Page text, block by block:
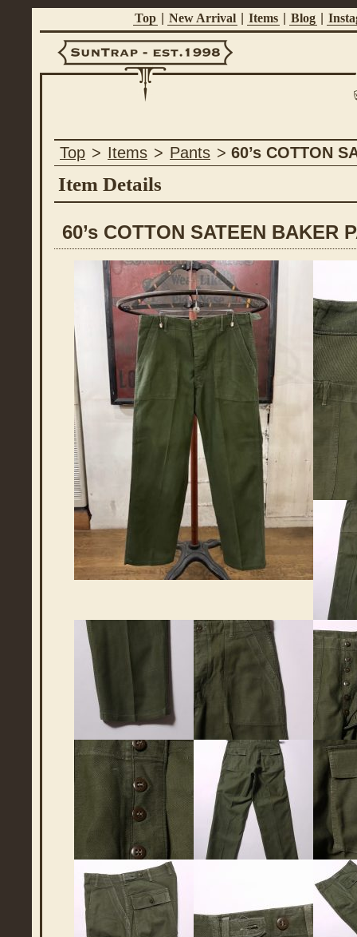
Top New Arrival Items Blog
Est.1998
Top > Items > Pants > 60’s COTTON
Item Details
60’s COTTON SATEEN BAKER